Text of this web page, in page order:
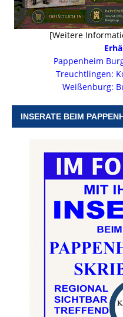
[Weitere
Pappenheim
Treuchtlingen:
Weißenburg:
INSERATE BEIM